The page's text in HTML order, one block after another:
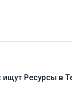
ищут Ресурсы в